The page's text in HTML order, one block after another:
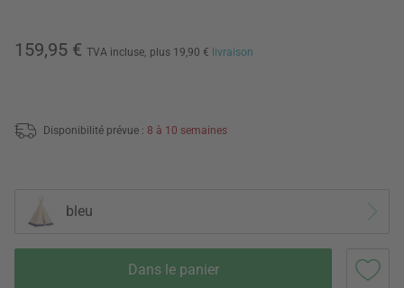
159,95 € TVA incluse, plus 19,90 € livraison
Disponibilité prévue : 8 à 10 semaines
bleu
Dans le panier